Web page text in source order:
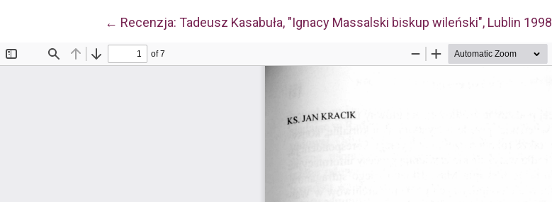
← Wróć do szczegółów artykułu
Recenzja: Tadeusz Kasabuła, "Ignacy Massalski biskup wileński", Lublin 1998